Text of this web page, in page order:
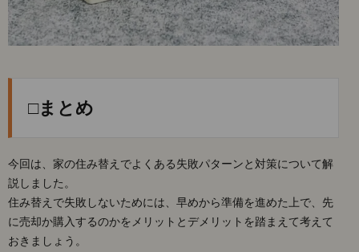
□まとめ
今回は、家の住み替えでよくある失敗パターンと対策について解
説しました。
住み替えで失敗しないためには、早めから準備を進めた上で、先
に売却か購入するのかをメリットとデメリットを踏まえて考えて
おきましょう。